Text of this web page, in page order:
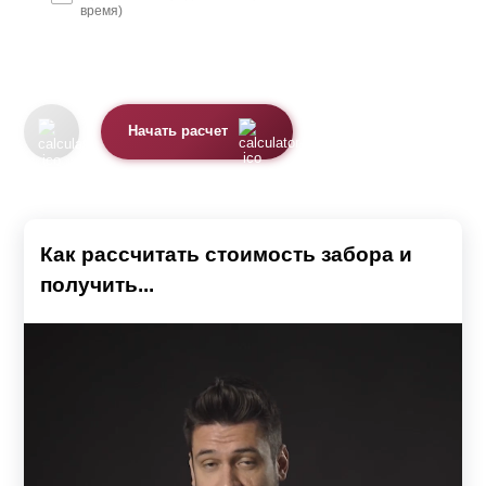
время)
Начать расчет
Как рассчитать стоимость забора и
получить...